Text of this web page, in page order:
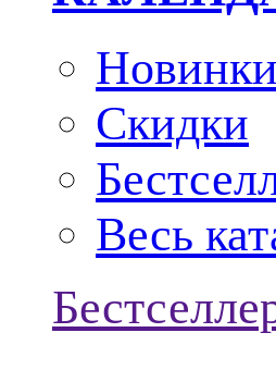
Новинки
Скидки
Весь